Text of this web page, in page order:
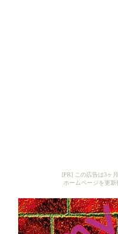
[PR] この広告は3ヶ
ホームページを更